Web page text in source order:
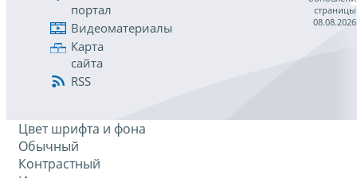
портал
Видеоматериалы
Карта
сайта
RSS
страницы
08.08.2026
Цвет шрифта и фона
Обычный
Контрастный